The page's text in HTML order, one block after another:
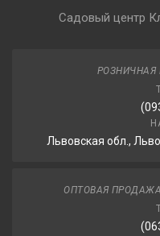
Садовый центр
РОЗНИЧНАЯ
Львовская обл.,
ОПТОВАЯ